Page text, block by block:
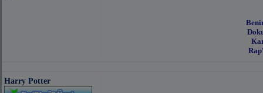
Harry Potter